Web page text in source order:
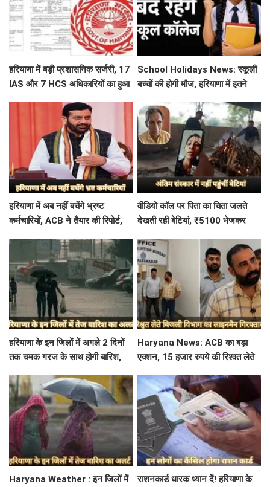
हरियाणा में बड़ी प्रशासनिक सर्जरी, 17
IAS और 7 HCS अधिकारियों का हुआ
School Holidays News: स्कूली
बच्चों की होगी मौज, हरियाणा में इतने
हरियाणा में अब नहीं बचेंगे भ्रष्ट
कर्मचारियों, ACB ने तैयार की रिपोर्ट,
वीडियो कॉल पर पिता का चिता जलते
देखती रही बेटियां, ₹5100 भेजकर
हरियाणा के इन जिलों में अगले 2 दिनों
तक चमक गरज के साथ होगी बारिश,
Haryana News: ACB का बड़ा
एक्शन, 15 हजार रुपये की रिश्वत लेते
Haryana Weather : इन जिलों में
राशनकार्ड धारक ध्यान दें! हरियाणा के